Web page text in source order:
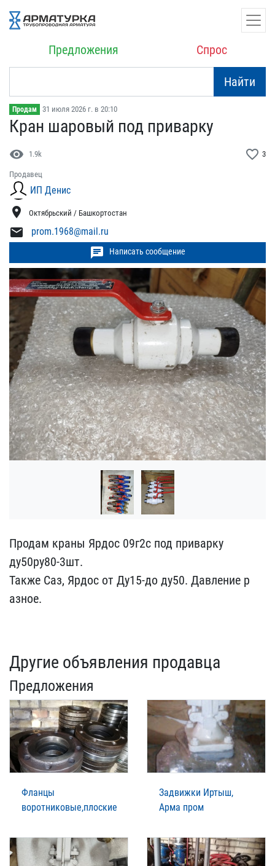
Предложения Спрос
Найти
Продам 31 июля 2026 г. в 20:10
Кран шаровый под привар​ку
visibility 1.9k favorite_border 3
Продавец
ИП Денис
location_on Октябрьский / Башкортостан
mail prom.1968@mail.ru
chat Написать сообщение
Продам краны Ярдос 09г2с​ под приварку
ду50ру80-3​шт.
Также Саз, Ярдос от ​Ду15-до ду50. Давление р​
азное.
Другие объявления продавца
Предложения
Фланцы
воротниковые,плоские
Задвижки Иртыш,
Арма пром